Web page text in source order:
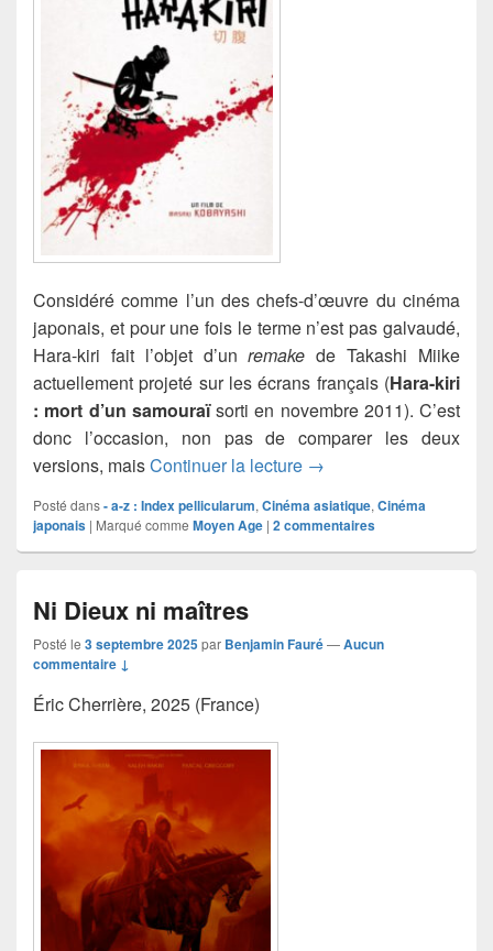
Considéré comme l’un des chefs-d’œuvre du cinéma
japonais, et pour une fois le terme n’est pas galvaudé,
Hara-kiri fait l’objet d’unremake de Takashi Miike
actuellement projeté sur les écrans français (Hara-kiri
: mort d’un samouraïsorti en novembre 2011). C’est
donc l’occasion, non pas de comparer les deux
versions, maisContinuer la lecture Hara-kiri
→
Posté dans- a-z : Index pellicularum, Cinéma asiatique, Cinéma
japonais | Marqué comme Moyen Age | 2commentaires
Ni Dieux ni maîtres
Posté le 3 septembre 2025par Benjamin Fauré—Aucun
commentaire ↓
Éric Cherrière, 2025 (France)